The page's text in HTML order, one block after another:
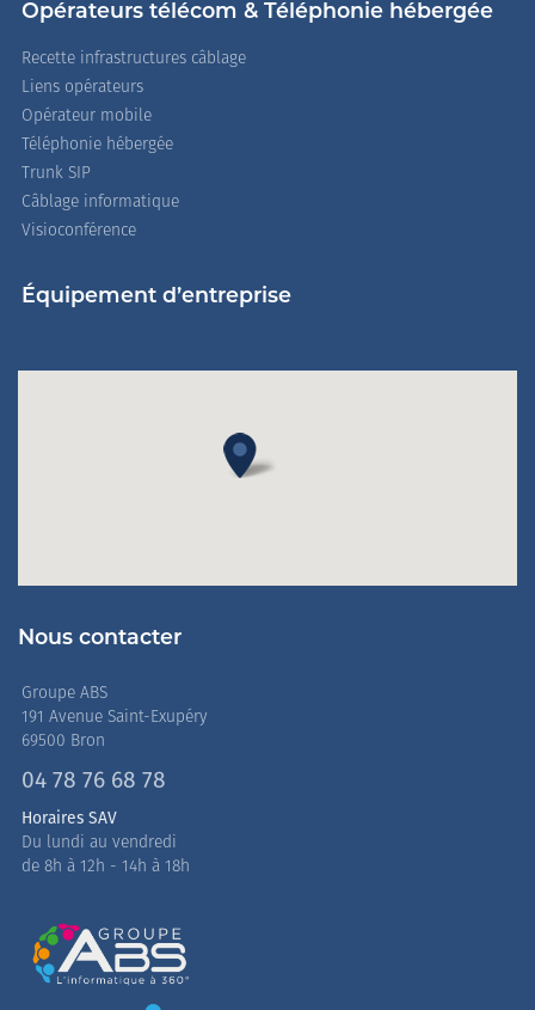
Opérateurs télécom & Téléphonie hébergée
Recette infrastructures câblage
Liens opérateurs
Opérateur mobile
Téléphonie hébergée
Trunk SIP
Câblage informatique
Visioconférence
Équipement d’entreprise
Nous contacter
Groupe ABS
191 Avenue Saint-Exupéry
69500 Bron
04 78 76 68 78
Horaires SAV
Du lundi au vendredi
de 8h à 12h - 14h à 18h